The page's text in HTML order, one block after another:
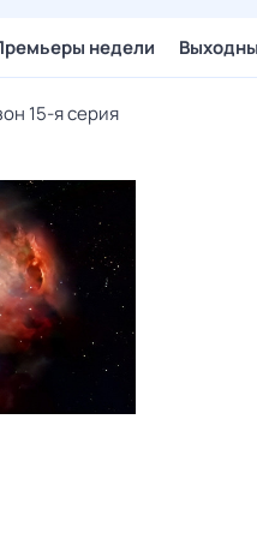
недели
15-я серия